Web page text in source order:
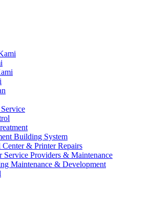
Building System
& Printer Repairs
Service Providers & Maintenance
Maintenance & Development